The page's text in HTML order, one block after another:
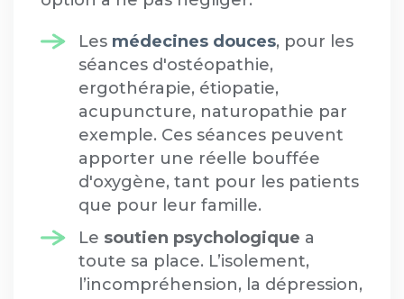
Les médecines douces, pour les
séances d'ostéopathie,
ergothérapie, étiopatie,
acupuncture, naturopathie par
exemple. Ces séances peuvent
apporter une réelle bouffée
d'oxygène, tant pour les patients
que pour leur famille.
Le soutien psychologique a
toute sa place. L’isolement,
l’incompréhension, la dépression,